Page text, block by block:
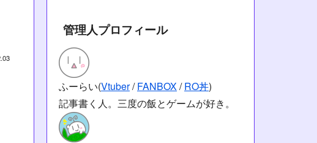
管理人プロフィール
ふーらい(Vtuber/FANBOX/RO丼)
記事書く人。三度の飯とゲームが好き。